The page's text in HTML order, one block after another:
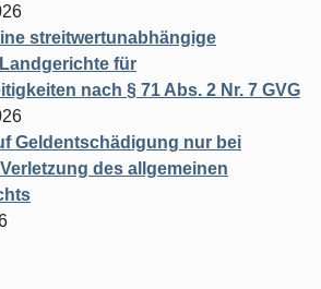
streitwertunabhängige
für
nach § 71 Abs. 2 Nr. 7 GVG
Geldentschädigung nur bei
des allgemeinen